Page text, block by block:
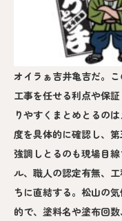
オイラぁ吉井亀吉だ。
工事を任せる利点や保
りやすくまとめとるの
度を具体的に確認し、
強調しとるのも現場目
ル、職人の認定有無、
ちに直結する。松山の
的で、塗料名や塗布回